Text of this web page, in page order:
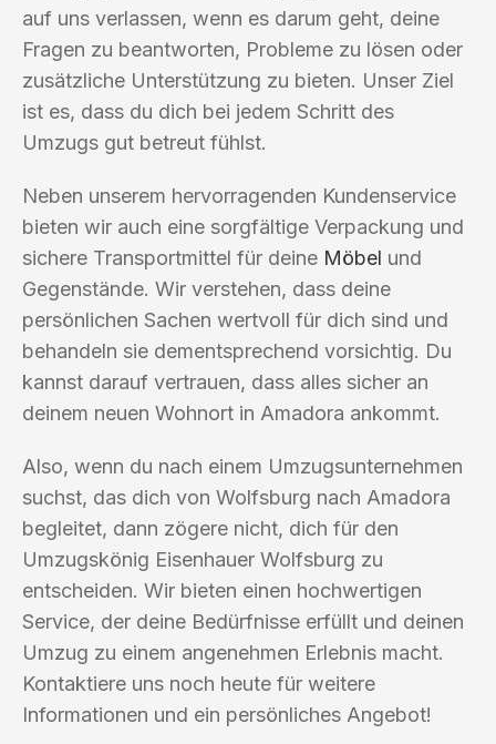
auf uns verlassen, wenn es darum geht, deine
Fragen zu beantworten, Probleme zu lösen oder
zusätzliche Unterstützung zu bieten. Unser Ziel
ist es, dass du dich bei jedem Schritt des
Umzugs gut betreut fühlst.
Neben unserem hervorragenden Kundenservice
bieten wir auch eine sorgfältige Verpackung und
sichere Transportmittel für deine Möbel und
Gegenstände. Wir verstehen, dass deine
persönlichen Sachen wertvoll für dich sind und
behandeln sie dementsprechend vorsichtig. Du
kannst darauf vertrauen, dass alles sicher an
deinem neuen Wohnort in Amadora ankommt.
Also, wenn du nach einem Umzugsunternehmen
suchst, das dich von Wolfsburg nach Amadora
begleitet, dann zögere nicht, dich für den
Umzugskönig Eisenhauer Wolfsburg zu
entscheiden. Wir bieten einen hochwertigen
Service, der deine Bedürfnisse erfüllt und deinen
Umzug zu einem angenehmen Erlebnis macht.
Kontaktiere uns noch heute für weitere
Informationen und ein persönliches Angebot!